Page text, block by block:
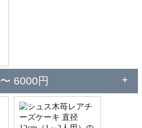
〜 6000円